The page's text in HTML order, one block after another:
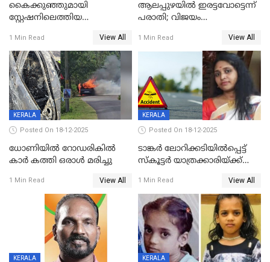
കൈക്കുഞ്ഞുമായി
സ്റ്റേഷനിലെത്തിയ
കരണത്തടിച്ചു; CC ടിവി
ദൃശ്യങ്ങൾ പുറത്ത്
1 Min Read View All
ആലപ്പുഴയിൽ ഇരട്ടവോട്ടെന്ന്
പരാതി; വിജയം
വാർഡിലെ എൽഡിഎഫ്
സ്ഥാനാർത്ഥി
1 Min Read View All
KERALA
Posted On 18-12-2025
ധോണിയിൽ റോഡരികിൽ
കാർ കത്തി ഒരാൾ മരിച്ചു
1 Min Read View All
KERALA
Posted On 18-12-2025
ടാങ്കർ ലോറിക്കടിയിൽപ്പെട്ട്
സ്കൂട്ടർ യാത്രക്കാരിയ്ക്ക്
കണ്ടോത്ത് ദേശീയ പാതയിൽ
1 Min Read View All
KERALA KERALA